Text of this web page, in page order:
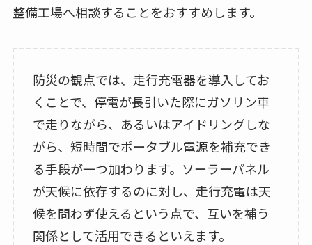
整備工場へ相談することをおすすめします。
防災の観点では、走行充電器を導入してお
くことで、停電が長引いた際にガソリン車
で走りながら、あるいはアイドリングしな
がら、短時間でポータブル電源を補充でき
る手段が一つ加わります。ソーラーパネル
が天候に依存するのに対し、走行充電は天
候を問わず使えるという点で、互いを補う
関係として活用できるといえます。